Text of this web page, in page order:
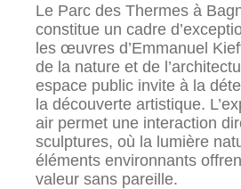
Le Parc des Thermes à
constitue un cadre
les œuvres d’Emmanuel
de la nature et de
espace public invite à la
la découverte artistique.
air permet une interaction
sculptures, où la lumière
éléments environnants
valeur sans pareille.